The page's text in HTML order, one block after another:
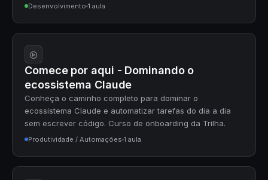
Desenvolvimento 1 aula
Comece por aqui - Dominando o
ecossistema Claude
Conheça o caminho completo para dominar o
ecossistema Claude e automatizar tarefas do dia a dia
sem escrever código. Curso de onboarding da Trilha.
Produtividade / Automações 1 aula